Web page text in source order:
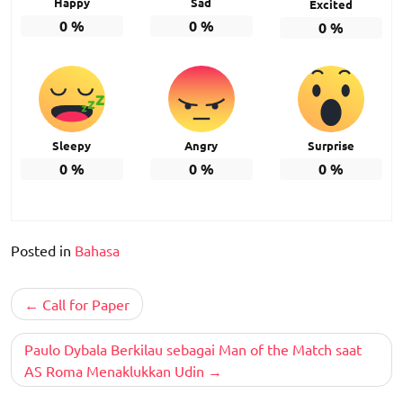
0% 0%
Excited
0%
Sleepy
0%
Angry
0%
Surprise
0%
Posted in Bahasa
Post
navigation
Call for Paper
Paulo Dybala Berkilau sebagai Man of the Match saat
AS Roma Menaklukkan Udin